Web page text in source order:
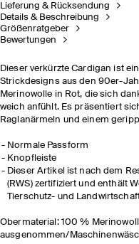
Lieferung & Rücksendung
Details & Beschreibung
Größenratgeber
Bewertungen
Dieser verkürzte Cardigan ist
Strickdesigns aus den 90er-
Merinowolle in Rot, die sich
weich anfühlt. Es präsentiert
Raglanärmeln und einem
Normale Passform
Knopfleiste
Dieser Artikel ist nach dem
(RWS) zertifiziert und enthält
Tierschutz- und
Obermaterial: 100 %
ausgenommen/